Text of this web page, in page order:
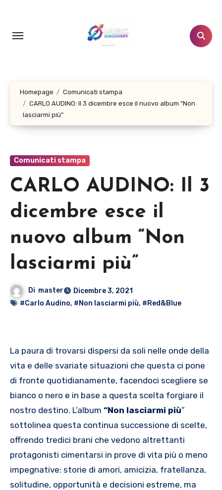
contenuto
Homepage
Comunicati stampa
CARLO AUDINO: Il 3 dicembre esce il nuovo album “Non
lasciarmi più”
Comunicati stampa
CARLO AUDINO: Il 3
dicembre esce il
nuovo album “Non
lasciarmi più”
Di master
Dicembre 3, 2021
#Carlo Audino, #Non lasciarmi più, #Red&Blue
La paura di trovarsi dispersi da soli nelle onde della
vita e delle svariate situazioni che questa ci pone
di fronte quotidianamente, facendoci scegliere se
bianco o nero e in base a questa scelta forgiare il
nostro destino. L’album “Non lasciarmi più”
sottolinea questa continua successione di scelte,
offrendo tredici brani che vedono altrettanti
protagonisti cimentarsi in prove di vita più o meno
impegnative: storie di amori, amicizia, fratellanza,
solitudine, opportunità e decisioni estreme, ma